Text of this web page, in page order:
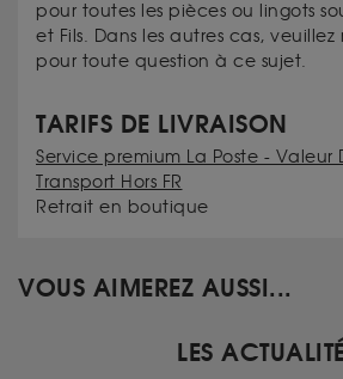
pour toutes les pièces ou lingots
et Fils. Dans les autres cas,
pour toute question à ce sujet.
TARIFS DE LIVRAISON
Service premium La Poste - Valeur
Transport Hors FR
Retrait en boutique
VOUS AIMEREZ AUSSI...
LES